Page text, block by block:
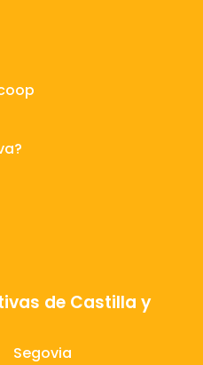
de Castilla y
Segovia